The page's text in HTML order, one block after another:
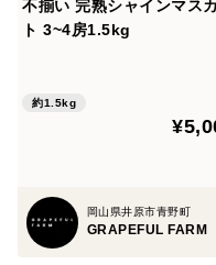
不揃い 完熟シャインマス
ト 3~4房1.5kg
約1.5kg
岡山県井原市青野町
GRAPEFUL FARM